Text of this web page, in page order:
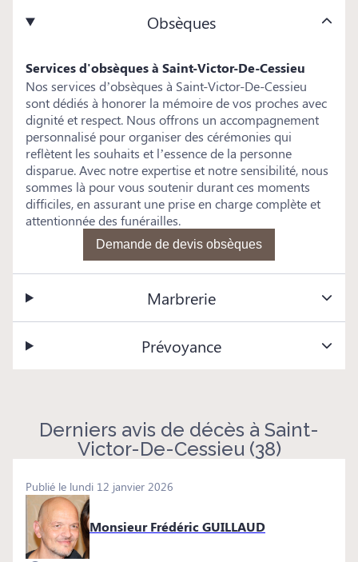
Obsèques
Services d'obsèques à Saint-Victor-De-Cessieu
Nos services d’obsèques à Saint-Victor-De-Cessieu
sont dédiés à honorer la mémoire de vos proches avec
dignité et respect. Nous offrons un accompagnement
personnalisé pour organiser des cérémonies qui
reflètent les souhaits et l’essence de la personne
disparue. Avec notre expertise et notre sensibilité, nous
sommes là pour vous soutenir durant ces moments
difficiles, en assurant une prise en charge complète et
attentionnée des funérailles.
Demande de devis obsèques
Marbrerie
Prévoyance
Derniers avis de décès à Saint-
Victor-De-Cessieu (38)
Publié le lundi 12 janvier 2026
Monsieur Frédéric GUILLAUD